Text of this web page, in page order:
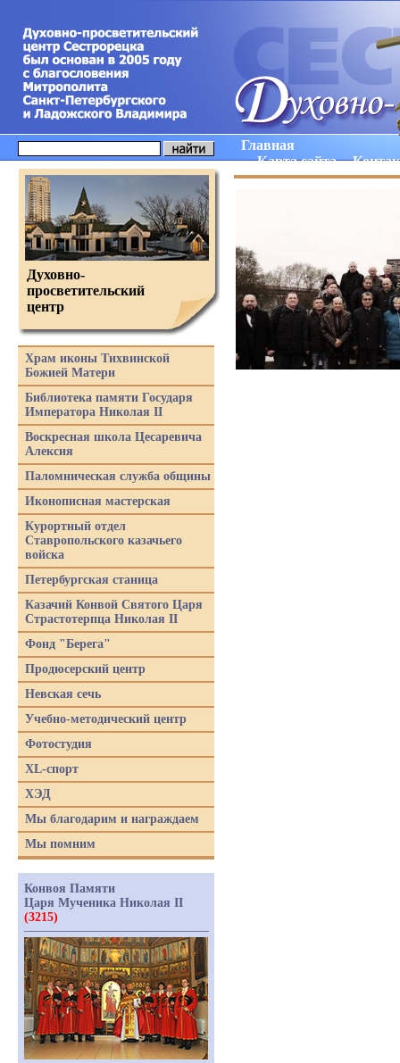
Главная
Карта сайта
Духовно-
просветительский
центр
Храм иконы Тихвинской
Божией Матери
Библиотека памяти Государя
Императора Николая II
Воскресная школа Цесаревича
Алексия
Паломническая служба общины
Иконописная мастерская
Курортный отдел
Ставропольского казачьего
войска
Петербургская станица
Казачий Конвой Святого Царя
Страстотерпца Николая II
Фонд "Берега"
Продюсерский центр
Невская сечь
Учебно-методический центр
Фотостудия
XL-спорт
ХЭД
Мы благодарим и награждаем
Мы помним
Конвоя Памяти
Царя Мученика Николая II
(3215)